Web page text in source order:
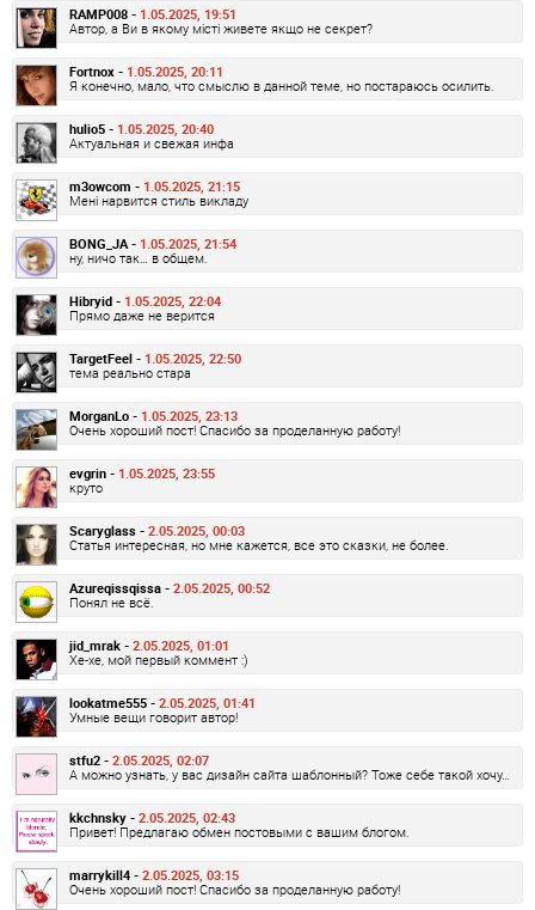
RAMP008 - 1.05.2025, 19:51
Автор, а Ви в якому місті живете якщо не секрет?
Fortnox - 1.05.2025, 20:11
Я конечно, мало, что смыслю в данной теме, но постараюсь осилить.
hulio5 - 1.05.2025, 20:40
Актуальная и свежая инфа
m3owcom - 1.05.2025, 21:15
Мені нарвится стиль викладу
BONG_JA - 1.05.2025, 21:54
ну, ничо так… в общем.
Hibryid - 1.05.2025, 22:04
Прямо даже не верится
TargetFeel - 1.05.2025, 22:50
тема реально стара
MorganLo - 1.05.2025, 23:13
Очень хороший пост! Спасибо за проделанную работу!
evgrin - 1.05.2025, 23:55
круто
Scaryglass - 2.05.2025, 00:03
Статья интересная, но мне кажется, все это сказки, не более.
Azureqissqissa - 2.05.2025, 00:52
Понял не всё.
jid_mrak - 2.05.2025, 01:01
Хе-хе, мой первый коммент :)
lookatme555 - 2.05.2025, 01:41
Умные вещи говорит автор!
stfu2 - 2.05.2025, 02:07
А можно узнать, у вас дизайн сайта шаблонный? Тоже себе такой хочу…
kkchnsky - 2.05.2025, 02:43
Привет! Предлагаю обмен постовыми с вашим блогом.
marrykill4 - 2.05.2025, 03:15
Очень хороший пост! Спасибо за проделанную работу!